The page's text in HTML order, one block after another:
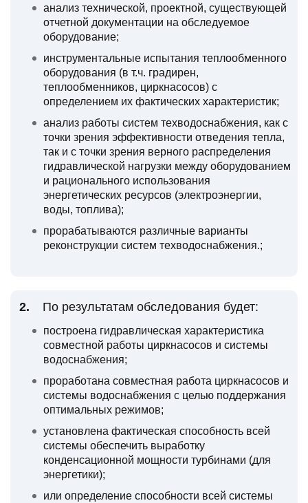
анализ технической, проектной, существующей
отчетной документации на обследуемое
оборудование;
инструментальные испытания теплообменного
оборудования (в т.ч. градирен,
теплообменников, циркнасосов) с
определением их фактических характеристик;
анализ работы систем техводоснабжения, как с
точки зрения эффективности отведения тепла,
так и с точки зрения верного распределения
гидравлической нагрузки между оборудованием
и рационального использования
энергетических ресурсов (электроэнергии,
воды, топлива);
прорабатываются различные варианты
реконструкции систем техводоснабжения.;
По результатам обследования будет:
построена гидравлическая характеристика
совместной работы циркнасосов и системы
водоснабжения;
проработана совместная работа циркнасосов и
системы водоснабжения с целью поддержания
оптимальных режимов;
установлена фактическая способность всей
системы обеспечить выработку
конденсационной мощности турбинами (для
энергетики);
или определение способности всей системы